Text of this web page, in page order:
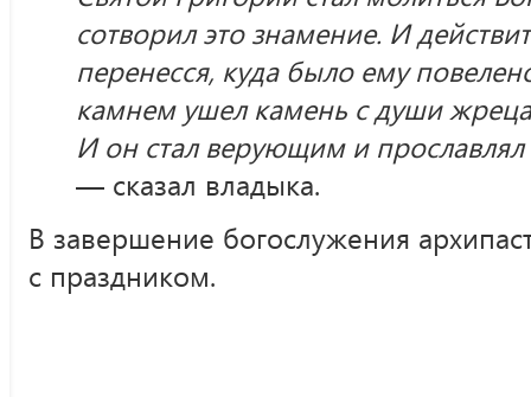
сотворил это знамение. И
перенесся, куда было ему
камнем ушел камень с души
И он стал верующим и прославлял
— сказал владыка.
В завершение богослужения
с праздником.